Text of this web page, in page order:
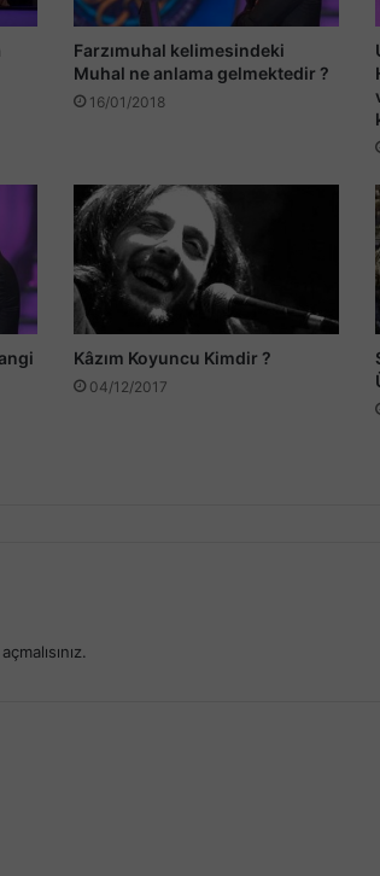
Farzımuhal kelimesindeki
Muhal ne anlama gelmektedir ?
16/01/2018
Kâzım Koyuncu Kimdir ?
04/12/2017
.